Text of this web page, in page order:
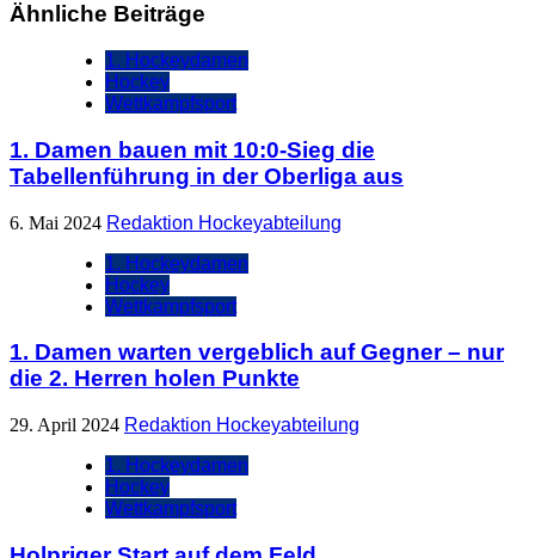
Ähnliche Beiträge
1. Hockeydamen
Hockey
Wettkampfsport
1. Damen bauen mit 10:0-Sieg die
Tabellenführung in der Oberliga aus
6. Mai 2024 Redaktion Hockeyabteilung
1. Hockeydamen
Hockey
Wettkampfsport
1. Damen warten vergeblich auf Gegner – nur
die 2. Herren holen Punkte
29. April 2024 Redaktion Hockeyabteilung
1. Hockeydamen
Hockey
Wettkampfsport